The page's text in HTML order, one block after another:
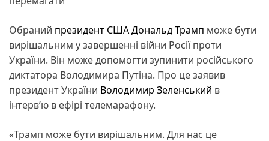
Обраний президент СШАДональд Трамп може бути
вирішальним у завершенні війни Росії проти
України. Він може допомогти зупинити російського
диктатора Володимира Путіна. Про це заявив
президент України Володимир Зеленський в
інтерв’ю в ефірі телемарафону.
«Трамп може бути вирішальним. Для нас це